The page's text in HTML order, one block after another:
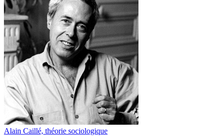
Alain Caillé, théorie sociologique